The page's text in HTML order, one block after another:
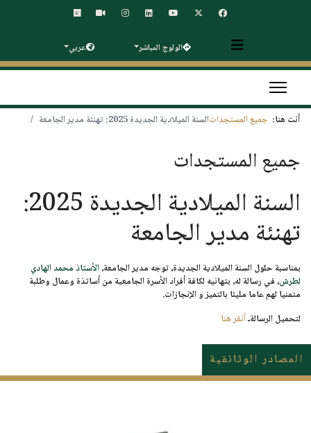
الولوج المباشر عربي
أنت هنا: جميع المستجداتالسنة الميلادية الجديدة 2025: تهنئة مدير الجامعة
جميع المستجدات
السنة الميلادية الجديدة 2025:
تهنئة مدير الجامعة
بمناسبة حلول السنة الميلادية الجديدة، توجه مدير الجامعة،الأستاذ محمد الهادي
لطرش، في رسالة له، بتهانيه لكافة أفراد الأسرة الجامعية من أساتذة وعمال وطلبة
متمنيا لهم عاما مليئا بالتميز و الإنجازات.
لتحميل الرسالةـأنقر هنا
المصادر الوثائقية